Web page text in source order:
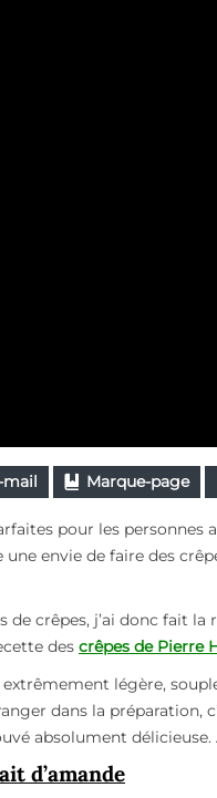
mail Marque-page
pour les personnes
envie de faire des
crêpes, j’ai donc fait la
des crêpes de Pierre
légère,
dans la préparation,
absolument délicieuse.
d’amande